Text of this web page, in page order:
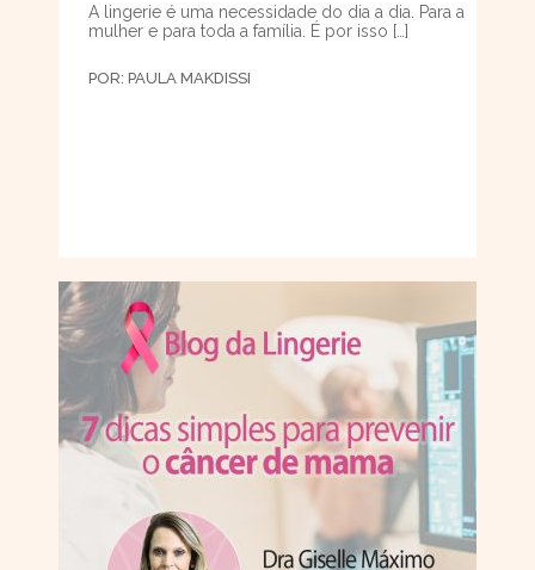
A lingerie é uma necessidade do dia a dia. Para a
mulher e para toda a família. É por isso […]
POR: PAULA MAKDISSI